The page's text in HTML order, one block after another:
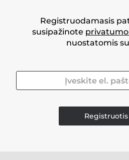
Registruodamasis
susipažinote
nuostatomis
Registruotis